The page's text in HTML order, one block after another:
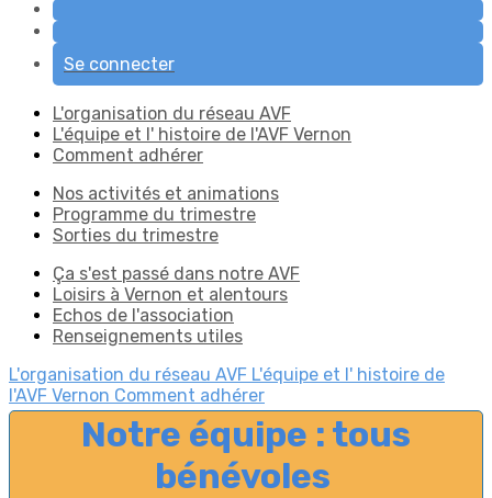
Se connecter
L'organisation du réseau AVF
L'équipe et l' histoire de l'AVF Vernon
Comment adhérer
Nos activités et animations
Programme du trimestre
Sorties du trimestre
Ça s'est passé dans notre AVF
Loisirs à Vernon et alentours
Echos de l'association
Renseignements utiles
L'organisation du réseau AVF L'équipe et l' histoire de
l'AVF Vernon Comment adhérer
Notre équipe : tous
bénévoles